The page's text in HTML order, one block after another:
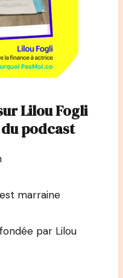
Lilou Fogli
du podcast
marraine
par Lilou